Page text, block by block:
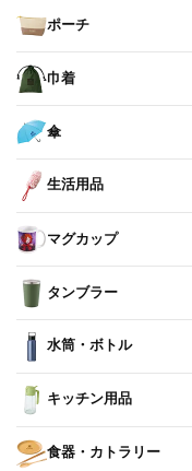
ポーチ
巾着
傘
生活用品
マグカップ
タンブラー
水筒・ボトル
キッチン用品
食器・カトラリー